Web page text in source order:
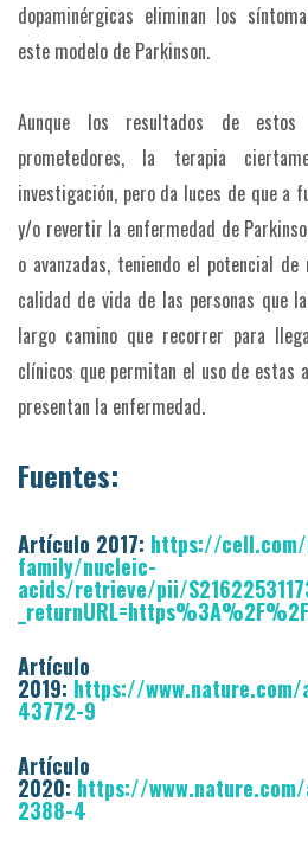
dopaminérgicas eliminan los
este modelo de Parkinson.
Aunque los resultados de
prometedores, la terapia
investigación, pero da luces de que
y/o revertir la enfermedad de
o avanzadas, teniendo el potencial
calidad de vida de las personas que
largo camino que recorrer para
clínicos que permitan el uso de estas
presentan la enfermedad.
Fuentes:
Artículo 2017: https://
family/nucleic-
acids/retrieve/pii/
Artículo
2019: https://
43772-9
Artículo
2020: https://
2388-4